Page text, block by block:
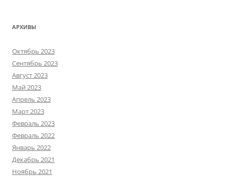
АРХИВЫ
Октябрь 2023
Сентябрь 2023
Август 2023
Май 2023
Апрель 2023
Март 2023
Февраль 2023
Февраль 2022
Январь 2022
Декабрь 2021
Ноябрь 2021